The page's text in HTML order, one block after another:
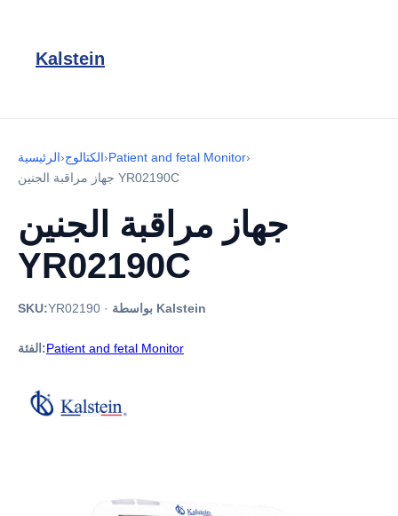
Kalstein
الرئيسية›الكتالوج›Patient and fetal Monitor›
جهاز مراقبة الجنين YR02190C
جهاز مراقبة الجنين
YR02190C
SKU:YR02190 · بواسطة Kalstein
الفئة:Patient and fetal Monitor